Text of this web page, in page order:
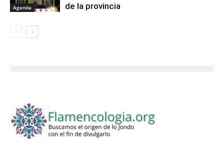
Agenda
de la provincia